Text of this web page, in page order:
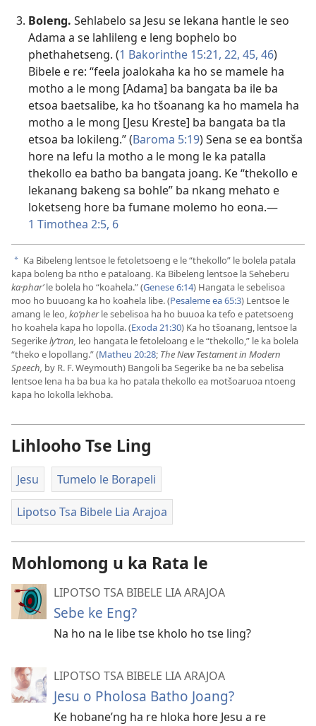
Boleng. Sehlabelo sa Jesu se lekana hantle le seo
Adama a se lahlileng e leng bophelo bo
phethahetseng. (1 Bakorinthe 15:​21, 22, 45, 46)
Bibele e re: “feela joalokaha ka ho se mamele ha
motho a le mong [Adama] ba bangata ba ile ba
etsoa baetsalibe, ka ho tšoanang ka ho mamela ha
motho a le mong [Jesu Kreste] ba bangata ba tla
etsoa ba lokileng.” (Baroma 5:​19) Sena se ea bontša
hore na lefu la motho a le mong le ka patalla
thekollo ea batho ba bangata joang. Ke “thekollo e
lekanang bakeng sa bohle” ba nkang mehato e
loketseng hore ba fumane molemo ho eona.​—
1 Timothea 2:​5, 6
a Ka Bibeleng lentsoe le fetoletsoeng e le “thekollo” le bolela patala
kapa boleng ba ntho e pataloang. Ka Bibeleng lentsoe la Seheberu
ka·pharʹle bolela ho “koahela.” (Genese 6:​14) Hangata le sebelisoa
moo ho buuoang ka ho koahela libe. (Pesaleme ea 65:3) Lentsoe le
amang le leo,koʹpherle sebelisoa ha ho buuoa ka tefo e patetsoeng
ho koahela kapa ho lopolla. (Exoda 21:​30) Ka ho tšoanang, lentsoe la
Segerikelyʹtron, leo hangata le fetoleloang e le “thekollo,” le ka bolela
“theko e lopollang.” (Matheu 20:​28; The New Testament in Modern
Speech, by R. F. Weymouth) Bangoli ba Segerike ba ne ba sebelisa
lentsoe lena ha ba bua ka ho patala thekollo ea motšoaruoa ntoeng
kapa ho lokolla lekhoba.
Lihlooho Tse Ling
Jesu Tumelo le Borapeli
Lipotso Tsa Bibele Lia Arajoa
Mohlomong u ka Rata le
LIPOTSO TSA BIBELE LIA ARAJOA
Sebe ke Eng?
Na ho na le libe tse kholo ho tse ling?
LIPOTSO TSA BIBELE LIA ARAJOA
Jesu o Pholosa Batho Joang?
Ke hobane’ng ha re hloka hore Jesu a re